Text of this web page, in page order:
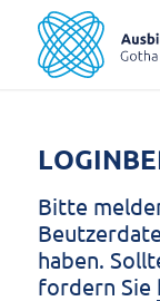
Bitte
haben.
fordern Sie